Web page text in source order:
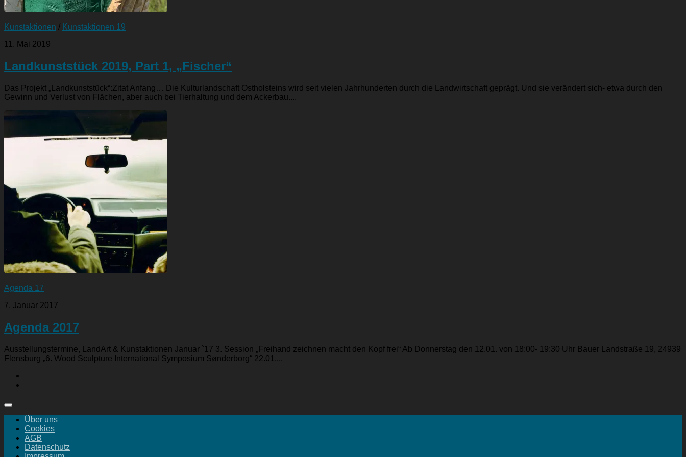
Kunstaktionen / Kunstaktionen 19
11. Mai 2019
Landkunststück 2019, Part 1, „Fischer“
Das Projekt „Landkunststück“:Zitat Anfang… Die Kulturlandschaft Ostholsteins wird seit vielen Jahrhunderten durch die Landwirtschaft geprägt. Und sie verändert sich- etwa durch den
Gewinn und Verlust von Flächen, aber auch bei Tierhaltung und dem Ackerbau....
Agenda 17
7. Januar 2017
Agenda 2017
Ausstellungstermine, LandArt & Kunstaktionen Januar `17 3. Session „Freihand zeichnen macht den Kopf frei“ Ab Donnerstag den 12.01. von 18:00- 19:30 Uhr Bauer Landstraße 19, 24939
Flensburg „6. Wood Sculpture International Symposium Sønderborg“ 22.01,...
Über uns
Cookies
AGB
Datenschutz